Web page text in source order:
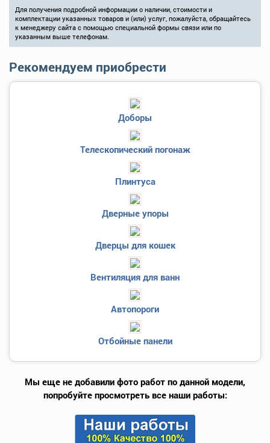
Для получения подробной информации о наличии, стоимости и
комплектации указанных товаров и (или) услуг, пожалуйста, обращайтесь
к менеджеру сайта с помощью специальной формы связи или по
указанным выше телефонам.
Рекомендуем приобрести
Доборы
Телескопический погонаж
Плинтуса
Дверные упоры
Дверцы для кошек
Вентиляция для ванн
Автопороги
Отбойные панели
Мы еще не добавили фото работ по данной модели,
попробуйте просмотреть все наши работы: